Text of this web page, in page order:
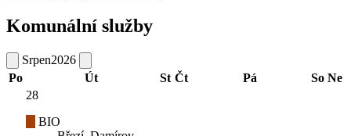
Komunální služby
Srpen2026
Po
Út St Čt Pá So Ne
28
BIO